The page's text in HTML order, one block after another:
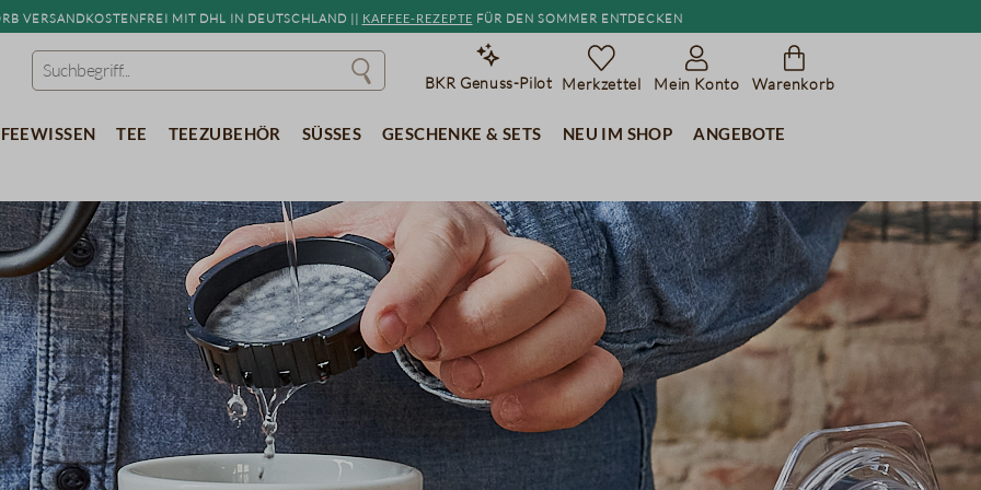
versandkostenfrei mit DHL in Deutschland || Kaffee-Rezepte für den Sommer entdecken
BKR Genuss-Pilot Merkzettel Mein Konto Warenkorb
Tee Teezubehör Süßes Geschenke & Sets Neu im Shop Angebote